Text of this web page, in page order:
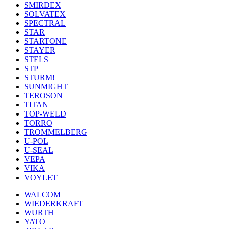
SMIRDEX
SOLVATEX
SPECTRAL
STAR
STARTONE
STAYER
STELS
STP
STURM!
SUNMIGHT
TEROSON
TITAN
TOP-WELD
TORRO
TROMMELBERG
U-POL
U-SEAL
VEPA
VIKA
VOYLET
WALCOM
WIEDERKRAFT
WURTH
YATO